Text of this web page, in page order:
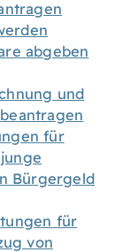
abgeben
und
für
Bürgergeld
für
von